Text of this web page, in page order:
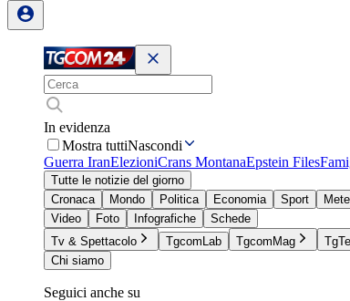
In evidenza
Mostra tuttiNascondi
Guerra IranElezioniCrans MontanaEpstein Files
Tutte le notizie del giorno
Cronaca
Mondo Politica Economia Sport
Video
Foto Infografiche
Schede
Tv & Spettacolo
TgcomLab TgcomMag
Chi siamo
Seguici anche su